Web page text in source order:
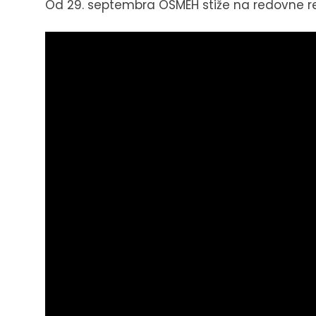
Od 29. septembra OSMEH stiže na redovne